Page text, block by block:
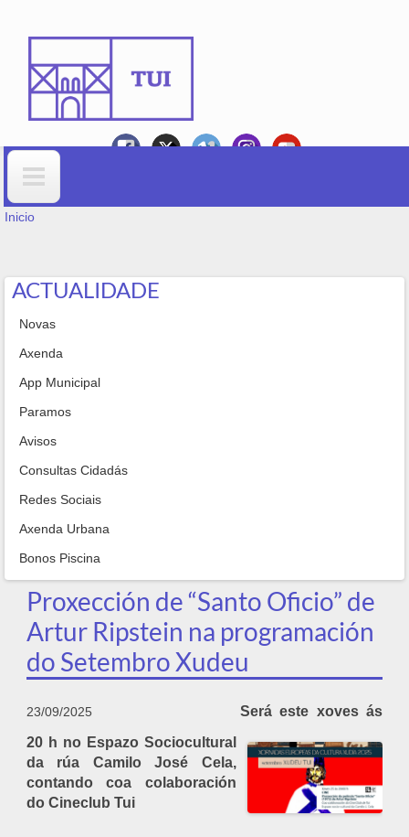
Formulario de busca
VOSTEDE ESTÁ AQUÍ
Inicio
ACTUALIDADE
Novas
Axenda
App Municipal
Paramos
Avisos
Consultas Cidadás
Redes Sociais
Axenda Urbana
Bonos Piscina
Proxección de “Santo Oficio” de
Artur Ripstein na programación
do Setembro Xudeu
23/09/2025
Será este xoves ás
20 h no Espazo Sociocultural
da rúa Camilo José Cela,
contando coa colaboración
do Cineclub Tui